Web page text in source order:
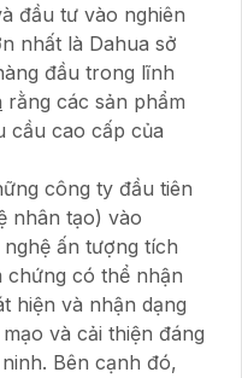
đầu tư vào nghiên
nhất là Dahua sở
đầu trong lĩnh
rằng các sản phẩm
cầu cao cấp của
công ty đầu tiên
nhân tạo) vào
ấn tượng tích
chứng có thể nhận
hiện và nhận dạng
và cải thiện đáng
Bên cạnh đó,